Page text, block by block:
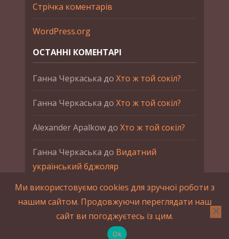
Стрічка коментарів
WordPress.org
ОСТАННІ КОМЕНТАРІ
Ганна Черкаська до Хто ж той сокіл?
Ганна Черкаська до Хто ж той сокіл?
Alexander Apalkowдо Хто ж той сокіл?
Ганна Черкаська до Видатний
український бджоляр
Ганна ЧеркаськадоПетро Франко
2015-2023 © UAHistory Всі права застережено.
При використанні матеріалів сайта обов'язкове
Ми використовуємо cookies для зручної роботи з
нашим сайтом. Продовжуючи переглядати наш
сайт ви погоджуєтесь із цим.
Ok